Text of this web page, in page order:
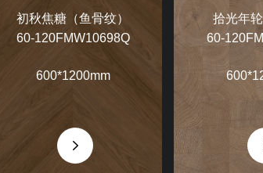
初秋焦糖（鱼骨纹）
60-120FMW10698Q
600*1200mm
拾光年轮
60-